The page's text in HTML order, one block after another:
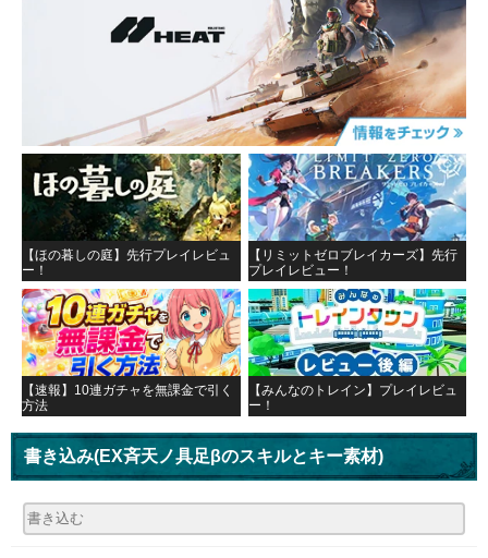
【ほの暮しの庭】先行プレイレビュ
ー！
【リミットゼロブレイカーズ】先行
プレイレビュー！
【速報】10連ガチャを無課金で引く
方法
【みんなのトレイン】プレイレビュ
ー！
書き込み(EX斉天ノ具足βのスキルとキー素材)